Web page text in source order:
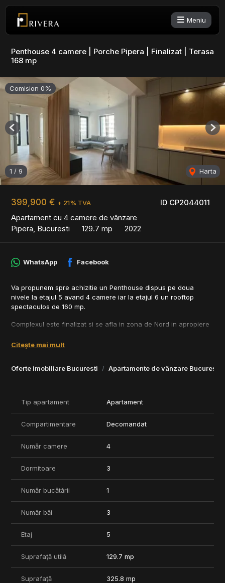
Meniu
Penthouse 4 camere | Porche Pipera | Finalizat | Terasa
168 mp
ID CP2044011
399,900 € + 21% TVA
Apartament cu 4 camere de vânzare
Pipera, Bucuresti
129.7 mp 2022
Comision 0%
1 / 9 Harta
Previous
Oferte imobiliare Bucuresti Apartamente de vânzare Bucuresti
WhatsApp Facebook
Va propunem spre achizitie un Penthouse dispus pe doua
nivele la etajul 5 avand 4 camere iar la etajul 6 un rooftop
spectaculos de 160 mp.
Complexul este finalizat si se afla in zona de Nord in apropiere
Aceasta locuinta impresioneaza prin calitatea superioara a
exclusiva a materialelor premium pentru a oferi un ambient
optiune excelenta pentru casa ta sau pentru prietenii tai.
Proiectul dispune de o serie de beneficii:
- Locatie excelenta in zona de Nord;
- Piscina in incinta imobilului;
- Spatiu de joaca pentru copii.
Pentru orice intrebari sau pentru a programa o vizionare
personala suntem la dispozitia dumneavoastra.
Pozele sunt din showroom si au titlu informativ.
Comision 0%
Citește mai mult
Tip apartament Apartament
Compartimentare Decomandat
Număr camere 4
Dormitoare 3
Număr bucătării 1
Număr băi 3
Etaj 5
Suprafață utilă 129.7 mp
Suprafață
325.8 mp